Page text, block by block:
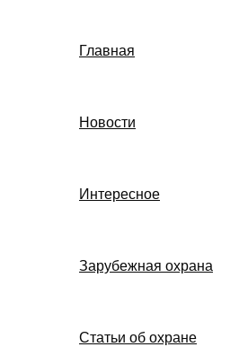
Главная
Новости
Интересное
Зарубежная охрана
Статьи об охране